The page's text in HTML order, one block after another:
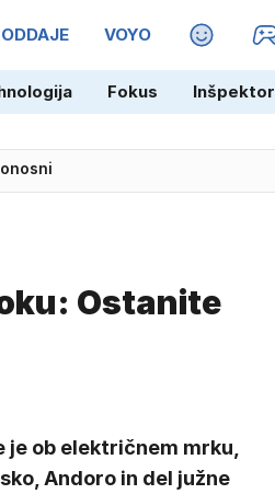
VOYO MAGAZIN
Fokus Inšpektor
Ostanite
ob električnem mrku,
Andoro in del južne